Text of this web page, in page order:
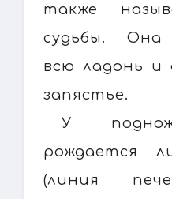
также
судьбы. Она
всю ладонь и
запястье.
У
рождается
(линия